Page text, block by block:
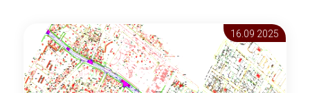
16.09 2025